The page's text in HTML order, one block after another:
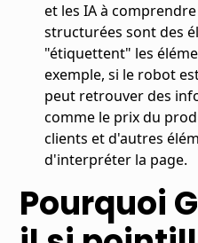
et les IA à
structurées sont des
"étiquettent" les
exemple, si le robot
peut retrouver des
comme le prix du
clients et d'autres
d'interpréter la page.
Pourquoi